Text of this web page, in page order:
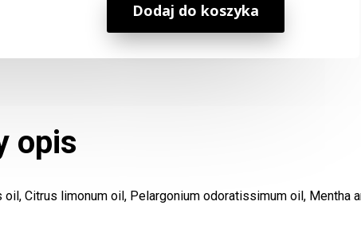
Geranium
Dodaj do koszyka
opis
oil, Citrus limonum oil, Pelargonium odoratissimum oil, Mentha